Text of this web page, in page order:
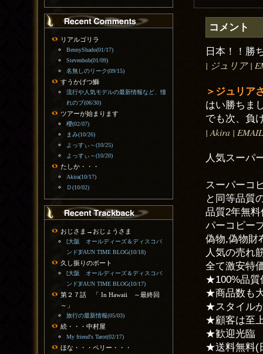
コメント
日本！！勝
| ジュリア |
＞ジュリア
はい勝ちま
でも次、負
| Akira |
人気スーパ
スーパーコ
と同等品質
品質2年無
パーコピー
偽物,偽物財
人気の売れ
全て激安特
★100%品質
★商品数も
★スタイル
★顧客は至
★歓迎光臨
★送料無料(
リアルゴリラ
BennyShado(01/17)
Stevenbob(01/09)
名無しのリーク(09/15)
すうかげつ鰤
流行や人気モデルの最新情報など、憧
れのブ(06/30)
ツアーが始まります
櫻(02/07)
まみ(10/26)
よっすぃ～(10/25)
よっすぃ～(10/20)
たしか・・・
Akira(10/17)
Ｄ(10/02)
おじさま→おじょうさま
[大阪 オールディーズ＆ディスコバ
ンド]FAUN TIME BLOG(10/18)
久し振りのボート
[大阪 オールディーズ＆ディスコバ
ンド]FAUN TIME BLOG(10/17)
第２７話 「 In Hawaii ～最終回
～」
旅行の最新情報(05/03)
続・・・中村屋
My friend's Tarot(02/17)
ほな・・・ペリー・・・